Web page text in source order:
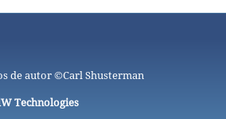
de autor ©Carl Shusterman
Technologies